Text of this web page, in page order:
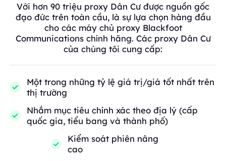
Với hơn 90 triệu proxy Dân Cư được nguồn gốc
đạo đức trên toàn cầu, là sự lựa chọn hàng đầu
cho các máy chủ proxy Blackfoot
Communications chính hãng. Các proxy Dân Cư
của chúng tôi cung cấp:
Một trong những tỷ lệ giá trị/giá tốt nhất trên
thị trường
Nhắm mục tiêu chính xác theo địa lý (cấp
quốc gia, tiểu bang và thành phố)
Kiểm soát phiên nâng
cao